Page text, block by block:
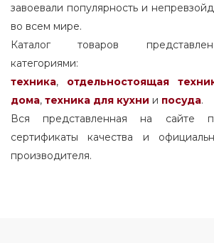
завоевали популярность и
во всем мире.
Каталог товаров
техника, отдельностоящая
дома, техника для кухни и посуда.
Вся представленная на сайте
сертификаты качества и
производителя.